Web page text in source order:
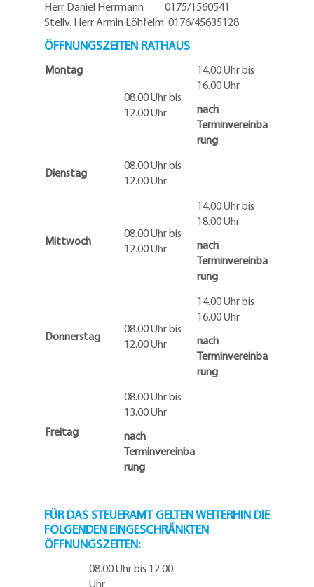
Herr Daniel Herrmann 0175/1560541
Stellv. Herr Armin Löhfelm 0176/45635128
ÖFFNUNGSZEITEN RATHAUS
Montag
08.00 Uhr bis
12.00 Uhr
14.00 Uhr bis
16.00 Uhr
nach
Terminvereinba
rung
Dienstag
08.00 Uhr bis
12.00 Uhr
Mittwoch
08.00 Uhr bis
12.00 Uhr
14.00 Uhr bis
18.00 Uhr
nach
Terminvereinba
rung
Donnerstag
08.00 Uhr bis
12.00 Uhr
14.00 Uhr bis
16.00 Uhr
nach
Terminvereinba
rung
Freitag
08.00 Uhr bis
13.00 Uhr
nach
Terminvereinba
rung
FÜR DAS STEUERAMT GELTEN WEITERHIN DIE
FOLGENDEN EINGESCHRÄNKTEN
ÖFFNUNGSZEITEN:
08.00 Uhr bis 12.00
Uhr